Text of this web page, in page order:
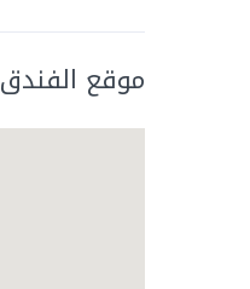
موقع الفندق